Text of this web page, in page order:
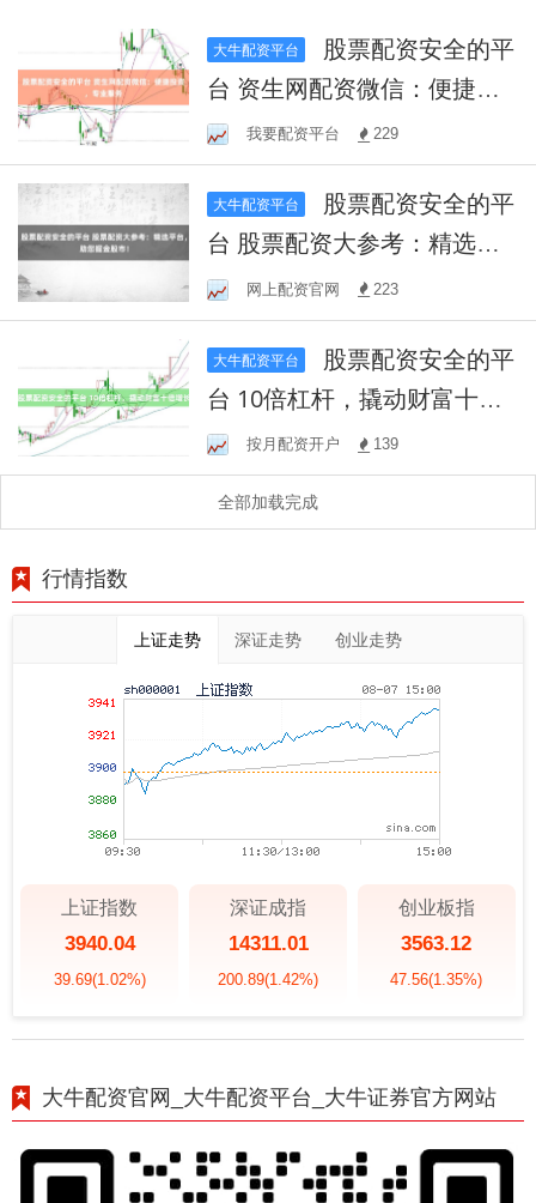
大牛配资平台
台 资生网配资微信：便捷投
资，专业服务
我要配资平台 229
大牛配资平台
台 股票配资大参考：精选平
台，助您掘金股市！
网上配资官网 223
大牛配资平台
台 10倍杠杆，撬动财富十倍
增长按月配资开户 139
全部加载完成
行情指数
上证走势 深证走势 创业走势
上证指数
3940.04
39.69(1.02%)
深证成指
14311.01
200.89(1.42%)
创业板指
3563.12
47.56(1.35%)
大牛配资官网_大牛配资平台_大牛证券官方网站